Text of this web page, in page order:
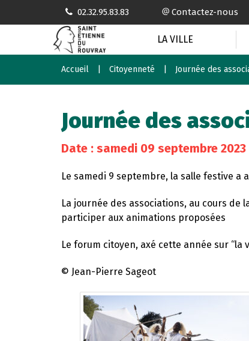
02.32.95.83.83 Contactez-nous
LA VILLE
Accueil Citoyenneté Journée des
Journée des
Date : samedi 09 septembre 2023
Le samedi 9 septembre, la salle festive a
La journée des associations, au cours
participer aux animations proposées
Le forum citoyen, axé cette année sur
© Jean-Pierre Sageot